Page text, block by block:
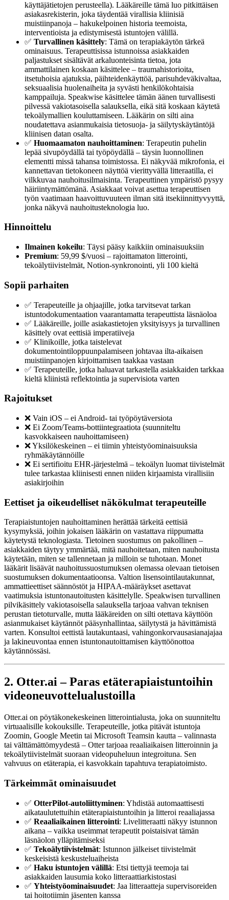
käyttäjätietojen perusteella). Lääkäreille tämä luo pitkittäisen
asiakasrekisterin, joka täydentää virallisia kliinisiä
muistiinpanoja – hakukelpoinen historia teemoista,
interventioista ja edistymisestä istuntojen välillä.
✅ Turvallinen käsittely: Tämä on terapiakäytön tärkeä
ominaisuus. Terapeuttisissa istunnoissa asiakkaiden
paljastukset sisältävät arkaluonteisinta tietoa, jota
ammattilainen koskaan käsittelee – traumahistorioita,
itsetuhoisia ajatuksia, päihteidenkäyttöä, parisuhdeväkivaltaa,
seksuaalisia huolenaiheita ja syvästi henkilökohtaisia
kamppailuja. Speakwise käsittelee tämän äänen turvallisesti
pilvessä vakiotasoisella salauksella, eikä sitä koskaan käytetä
tekoälymallien kouluttamiseen. Lääkärin on silti aina
noudatettava asianmukaisia tietosuoja- ja säilytyskäytäntöjä
kliinisen datan osalta.
✅ Huomaamaton nauhoittaminen: Terapeutin puhelin
lepää sivupöydällä tai työpöydällä – täysin luonnollinen
elementti missä tahansa toimistossa. Ei näkyvää mikrofonia, ei
kannettavan tietokoneen näyttöä vierittyvällä litteraatilla, ei
vilkkuvaa nauhoitusilmaisinta. Terapeuttinen ympäristö pysyy
häiriintymättömänä. Asiakkaat voivat asettua terapeuttisen
työn vaatimaan haavoittuvuuteen ilman sitä itsekiinnittyvyyttä,
jonka näkyvä nauhoitusteknologia luo.
Hinnoittelu
Ilmainen kokeilu: Täysi pääsy kaikkiin ominaisuuksiin
Premium: 59,99 $/vuosi – rajoittamaton litterointi,
tekoälytiivistelmät, Notion-synkronointi, yli 100 kieltä
Sopii parhaiten
✅ Terapeuteille ja ohjaajille, jotka tarvitsevat tarkan
istuntodokumentaation vaarantamatta terapeuttista läsnäoloa
✅ Lääkäreille, joille asiakastietojen yksityisyys ja turvallinen
käsittely ovat eettisiä imperatiiveja
✅ Klinikoille, jotka taistelevat
dokumentointiloppuunpalamiseen johtavaa ilta-aikaisen
muistiinpanojen kirjoittamisen taakkaa vastaan
✅ Terapeuteille, jotka haluavat tarkastella asiakkaiden tarkkaa
kieltä kliinistä reflektointia ja supervisiota varten
Rajoitukset
❌ Vain iOS – ei Android- tai työpöytäversiota
❌ Ei Zoom/Teams-bottiintegraatiota (suunniteltu
kasvokkaiseen nauhoittamiseen)
❌ Yksilökeskeinen – ei tiimin yhteistyöominaisuuksia
ryhmäkäytännöille
❌ Ei sertifioitu EHR-järjestelmä – tekoälyn luomat tiivistelmät
tulee tarkastaa kliinisesti ennen niiden kirjaamista virallisiin
asiakirjoihin
Eettiset ja oikeudelliset näkökulmat terapeuteille
Terapiaistuntojen nauhoittaminen herättää tärkeitä eettisiä
kysymyksiä, joihin jokaisen lääkärin on vastattava riippumatta
käytetystä teknologiasta. Tietoinen suostumus on pakollinen –
asiakkaiden täytyy ymmärtää, mitä nauhoitetaan, miten nauhoitusta
käytetään, miten se tallennetaan ja milloin se tuhotaan. Monet
lääkärit lisäävät nauhoitussuostumuksen olemassa olevaan tietoisen
suostumuksen dokumentaatioonsa. Valtion lisensointilautakunnat,
ammattieettiset säännöstöt ja HIPAA-määräykset asettavat
vaatimuksia istuntonautoitusten käsittelylle. Speakwisen turvallinen
pilvikäsittely vakiotasoisella salauksella tarjoaa vahvan teknisen
perustan tietoturvalle, mutta lääkäreiden on silti otettava käyttöön
asianmukaiset käytännöt pääsynhallintaa, säilytystä ja hävittämistä
varten. Konsultoi eettistä lautakuntaasi, vahingonkorvausasianajajaa
ja lakineuvontaa ennen istuntonautoittamisen käyttöönottoa
käytännössäsi.
2. Otter.ai – Paras etäterapiaistuntoihin
videoneuvottelualustoilla
Otter.ai on pöytäkonekeskeinen litterointialusta, joka on suunniteltu
virtuaalisille kokouksille. Terapeuteille, jotka pitävät istuntoja
Zoomin, Google Meetin tai Microsoft Teamsin kautta – valinnasta
tai välttämättömyydestä – Otter tarjoaa reaaliaikaisen litteroinnin ja
tekoälytiivistelmät suoraan videopuheluun integroituna. Sen
vahvuus on etäterapia, ei kasvokkain tapahtuva terapiatoimisto.
Tärkeimmät ominaisuudet
✅ OtterPilot-autoliittyminen: Yhdistää automaattisesti
aikataulutettuihin etäterapiaistuntoihin ja litteroi reaaliajassa
✅ Reaaliaikainen litterointi: Livelitteraatti näkyy istunnon
aikana – vaikka useimmat terapeutit poistaisivat tämän
läsnäolon ylläpitämiseksi
✅ Tekoälytiivistelmät: Istunnon jälkeiset tiivistelmät
keskeisistä keskusteluaiheista
✅ Haku istuntojen välillä: Etsi tiettyjä teemoja tai
asiakkaiden lausumia koko litteraattiarkistostasi
✅ Yhteistyöominaisuudet: Jaa litteraatteja supervisoreiden
tai hoitotiimin jäsenten kanssa